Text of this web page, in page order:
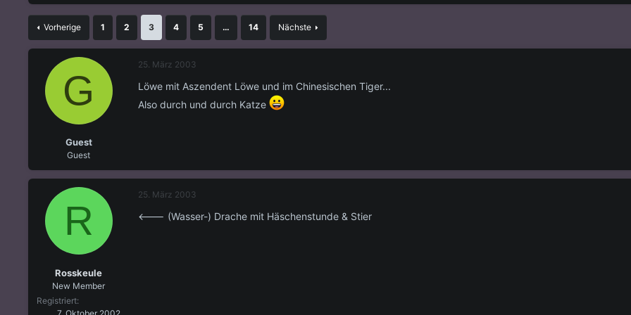
s
e
e
s
a
m
Vorherige 1 2 3 4 5 … 14 Nächste
G
Guest
Guest
25. März 2003
Löwe mit Aszendent Löwe und im Chinesischen Tiger...
Also durch und durch Katze
R
Rosskeule
New Member
Registriert
25. März 2003
<--- (Wasser-) Drache mit Häschenstunde & Stier